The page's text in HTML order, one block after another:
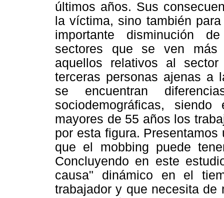
últimos años. Sus
la víctima, sino también
importante disminución
sectores que se ven más
aquellos relativos al
terceras personas ajenas a
se encuentran
sociodemográficas,
mayores de 55 años los
por esta figura.
que el mobbing puede
Concluyendo en este
causa" dinámico en el
trabajador y que necesita de